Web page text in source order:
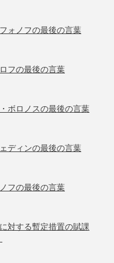
ォノフの最後の言葉
フの最後の言葉
ボロノスの最後の言葉
ディンの最後の言葉
フの最後の言葉
対する暫定措置の賦課